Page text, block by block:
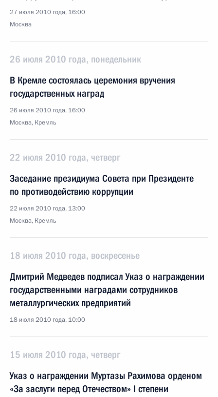
27 июля 2010 года, 16:00
Москва
26 июля 2010 года, понедельник
В Кремле состоялась церемония вручения
государственных наград
26 июля 2010 года, 16:00
Москва, Кремль
22 июля 2010 года, четверг
Заседание президиума Совета при Президенте
по противодействию коррупции
22 июля 2010 года, 13:00
Москва, Кремль
18 июля 2010 года, воскресенье
Дмитрий Медведев подписал Указ о награждении
государственными наградами сотрудников
металлургических предприятий
18 июля 2010 года, 10:00
15 июля 2010 года, четверг
Указ о награждении Муртазы Рахимова орденом
«За заслуги перед Отечеством» I степени